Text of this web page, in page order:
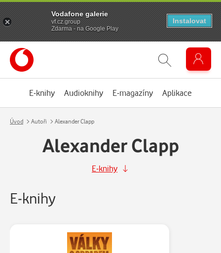
E-knihy Audioknihy E-magazíny Aplikace
Úvod Autoři Alexander Clapp
Alexander Clapp
E-knihy
E-knihy
Vodafone galerie
vf.cz.group
Zdarma - na Google Play
Instalovat